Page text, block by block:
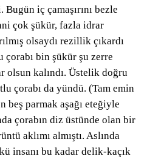
iç çamaşırını bezle
çok şükür, fazla idrar
olsaydı rezillik çıkardı
bin şükür şu zerre
olsun kalındı. Üstelik doğru
çorabı da yündü. (Tam emin
parmak aşağı eteğiyle
çorabın diz üstünde olan bir
aklımı almıştı. Aslında
insanı bu kadar delik-kaçık